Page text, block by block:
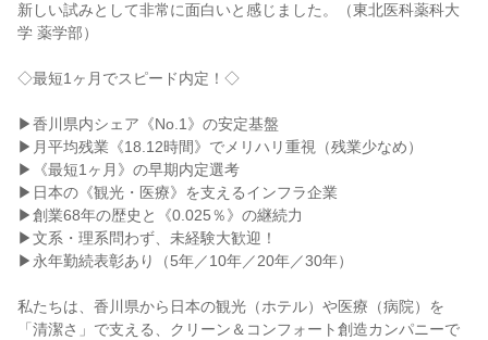
新しい試みとして非常に面白いと感じました。（東北医科薬科大
学 薬学部）
◇最短1ヶ月でスピード内定！◇
▶香川県内シェア《No.1》の安定基盤
▶月平均残業《18.12時間》でメリハリ重視（残業少なめ）
▶《最短1ヶ月》の早期内定選考
▶日本の《観光・医療》を支えるインフラ企業
▶創業68年の歴史と《0.025％》の継続力
▶文系・理系問わず、未経験大歓迎！
▶永年勤続表彰あり（5年／10年／20年／30年）
私たちは、香川県から日本の観光（ホテル）や医療（病院）を
「清潔さ」で支える、クリーン＆コンフォート創造カンパニーで